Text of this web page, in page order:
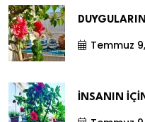
Temmuz
İNSANIN